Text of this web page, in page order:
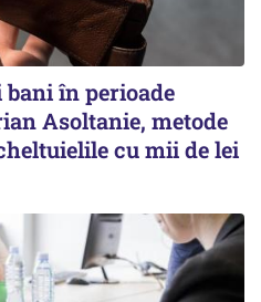
bani în perioade
Asoltanie, metode
cu mii de lei